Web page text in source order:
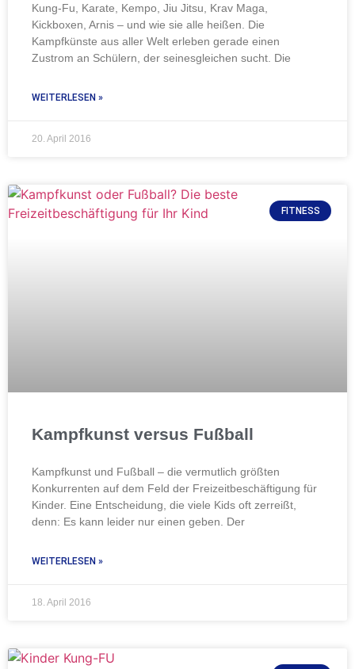
Kung-Fu, Karate, Kempo, Jiu Jitsu, Krav Maga,
Kickboxen, Arnis – und wie sie alle heißen. Die
Kampfkünste aus aller Welt erleben gerade einen
Zustrom an Schülern, der seinesgleichen sucht. Die
WEITERLESEN »
20. April 2016
FITNESS
Kampfkunst versus Fußball
Kampfkunst und Fußball – die vermutlich größten
Konkurrenten auf dem Feld der Freizeitbeschäftigung für
Kinder. Eine Entscheidung, die viele Kids oft zerreißt,
denn: Es kann leider nur einen geben. Der
WEITERLESEN »
18. April 2016